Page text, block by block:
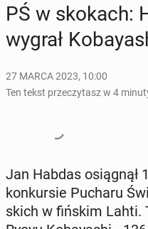
PŚ w skokach:
wygrał
27 MARCA 2023, 10:00
Ten tekst przeczytasz w 4
Jan Habdas osią­gnął
kon­kur­sie Pucharu
skich w fińskim Lahti.